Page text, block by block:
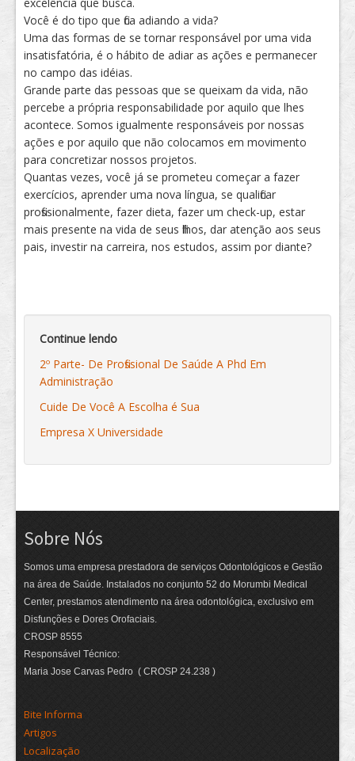
Você é do tipo que fica adiando a vida?
Uma das formas de se tornar responsável por uma vida
insatisfatória, é o hábito de adiar as ações e permanecer
no campo das idéias.
Grande parte das pessoas que se queixam da vida, não
percebe a própria responsabilidade por aquilo que lhes
acontece. Somos igualmente responsáveis por nossas
ações e por aquilo que não colocamos em movimento
para concretizar nossos projetos.
Quantas vezes, você já se prometeu começar a fazer
exercícios, aprender uma nova língua, se qualificar
profissionalmente, fazer dieta, fazer um check-up, estar
mais presente na vida de seus filhos, dar atenção aos seus
pais, investir na carreira, nos estudos, assim por diante?
Continue lendo
2º Parte- De Profissional De Saúde A Phd Em
Administração
Cuide De Você A Escolha é Sua
Empresa X Universidade
Sobre Nós
Somos uma empresa prestadora de serviços Odontológicos e Gestão
na área de Saúde. Instalados no conjunto 52 do Morumbi Medical
Center, prestamos atendimento na área odontológica, exclusivo em
Disfunções e Dores Orofaciais.
CROSP 8555
Responsável Técnico:
Maria Jose Carvas Pedro ( CROSP 24.238 )
Bite Informa
Artigos
Localização